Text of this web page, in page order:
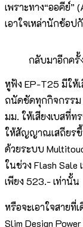
เพราะทาง“ออคีย์
เอาใจเหล่านักช้อป
กลับมาอีกครั้
หูฟัง EP-T25 มีให้
ถนัดชัดทุกกิจกรรม
มม. ให้เสียงเบสที่ท
ให้สัญญาณเสถียร
ด้วยระบบ
ในช่วง Flash Sale
เพียง 523.- เท่านั้น
หรือจะเอาใจสายที่
Slim Design